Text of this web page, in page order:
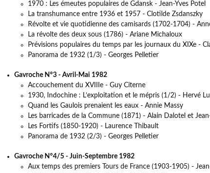
1970 : Les émeutes populaires de Gdansk - Jean-Yves Potel
La transhumance entre 1936 et 1957 - Clotilde Zsdanszky
Révolte et vie quotidienne des camisards (1702-1704) -
La révolte des deux sous (1786) - Ariane Michaloux
Prévisions populaires du temps par les journaux du XIXe -
Panorama de 1932 (1/3) - Georges Pelletier
Gavroche N°3 - Avril-Mai 1982
Accouchement du XVIIIe - Guy Citerne
1930, Indochine : L’exploitation et le mépris (1/2) - Hervé
Quand les Gaulois prenaient les eaux - Annie Massy
Les barricades de la Commune (1871) - Alain Dalotel et
Les Fortifs (1850-1920) - Laurence Thibault
Panorama de 1932 (2/3) - Georges Pelletier
Gavroche N°4/5 - Juin-Septembre 1982
Aux temps des premiers Tours de France (1903-1905) -